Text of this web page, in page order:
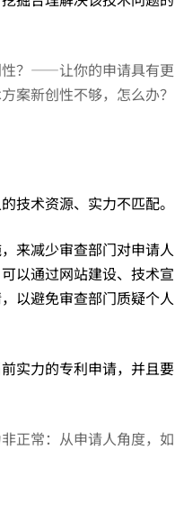
性？——让你的申请具有更
案新创性不够，怎么办？
技术资源、实力不匹配。
来减少审查部门对申请人
以通过网站建设、技术宣
以避免审查部门质疑个人
实力的专利申请，并且要
正常：从申请人角度，如